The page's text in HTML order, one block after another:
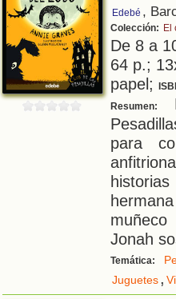
Edebé ,
Colección: El
De 8 a
64 p.;
papel;
Resumen:
para
Jonah
Temática:
Juguetes,